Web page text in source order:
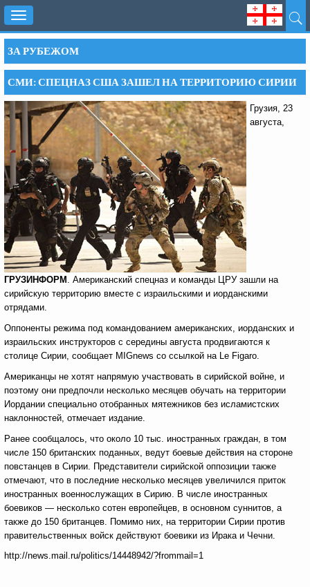
Toggle
navigation
ЗА РУБЕЖОМ
СМИ: СПЕЦНАЗ США ЗАШЕЛ НА ТЕРРИТОРИЮ СИРИИ
Грузия, 23
августа,
ГРУЗИНФОРМ . Американский спецназ и команды ЦРУ зашли на
сирийскую территорию вместе с израильскими и иорданскими
отрядами.
Оппоненты режима под командованием американских, иорданских и
израильских инструкторов с середины августа продвигаются к
столице Сирии, сообщает MIGnews со ссылкой на Le Figaro.
Американцы не хотят напрямую участвовать в сирийской войне, и
поэтому они предпочли несколько месяцев обучать на территории
Иордании специально отобранных мятежников без исламистских
наклонностей, отмечает издание.
Ранее сообщалось, что около 10 тыс. иностранных граждан, в том
числе 150 британских поданных, ведут боевые действия на стороне
повстанцев в Сирии. Представители сирийской оппозиции также
отмечают, что в последние несколько месяцев увеличился приток
иностранных военнослужащих в Сирию. В числе иностранных
боевиков — несколько сотен европейцев, в основном суннитов, а
также до 150 британцев. Помимо них, на территории Сирии против
правительственных войск действуют боевики из Ирака и Чечни.
http://news.mail.ru/politics/14448942/?frommail=1